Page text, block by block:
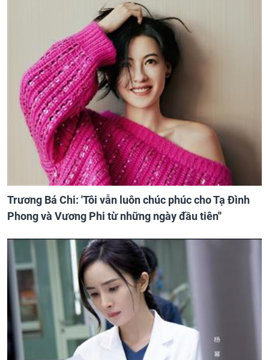
Trương Bá Chi: 'Tôi vẫn luôn chúc phúc cho Tạ Đình
Phong và Vương Phi từ những ngày đầu tiên''